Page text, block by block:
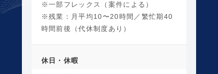
※一部フレックス（案件による）
※残業：月平均10〜20時間／繁忙期40
時間前後（代休制度あり）
休日・休暇